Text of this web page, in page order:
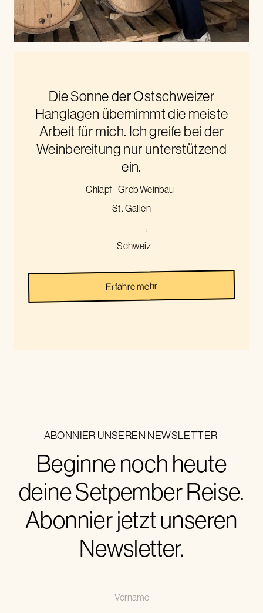
Die Sonne der Ostschweizer
Hanglagen übernimmt die meiste
Arbeit für mich. Ich greife bei der
Weinbereitung nur unterstützend
ein.
Chlapf - Grob Weinbau
St. Gallen
,
Schweiz
Erfahre mehr
ABONNIER UNSEREN NEWSLETTER
Beginne noch heute
deine Setpember Reise.
Abonnier jetzt unseren
Newsletter.